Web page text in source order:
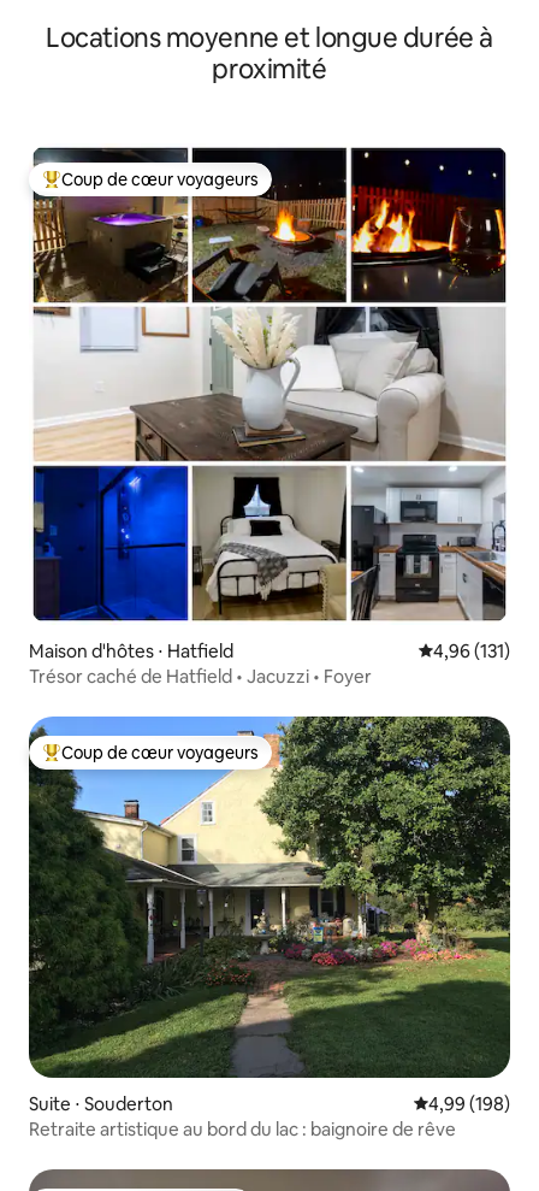
Locations moyenne et longue durée à
proximité
Coups de cœur voyageurs les plus appréciés
Coup de cœur voyageurs
Maison d'hôtes ⋅ Hatfield Évaluation
4,96 (131)
Trésor caché de Hatfield • Jacuzzi • Foyer
Coups de cœur voyageurs les plus appréciés
Coup de cœur voyageurs
Suite ⋅ Souderton Évaluation
4,99 (198)
Retraite artistique au bord du lac : baignoire de rêve